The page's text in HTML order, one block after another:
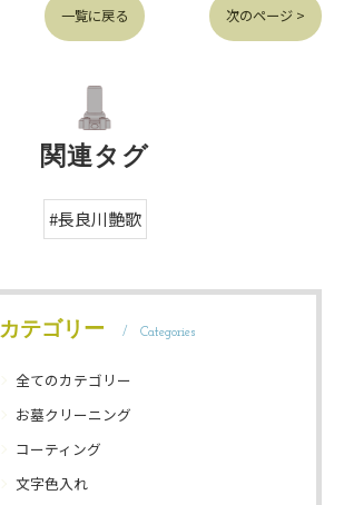
一覧に戻る 次のページ >
関連タグ
#長良川艶歌
カテゴリー Categories
全てのカテゴリー
お墓クリーニング
コーティング
文字色入れ